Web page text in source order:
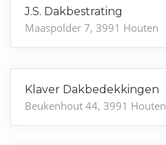
J.S. Dakbestrating
Maaspolder 7, 3991 Houten
Klaver Dakbedekkingen
Beukenhout 44, 3991 Houten